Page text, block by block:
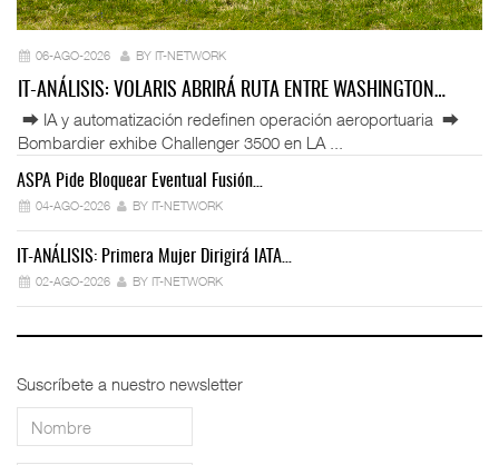
06-AGO-2026 BY IT-NETWORK
IT-ANÁLISIS: VOLARIS ABRIRÁ RUTA ENTRE WASHINGTON…
⮕ IA y automatización redefinen operación aeroportuaria ⮕
Bombardier exhibe Challenger 3500 en LA ...
ASPA Pide Bloquear Eventual Fusión…
04-AGO-2026 BY IT-NETWORK
IT-ANÁLISIS: Primera Mujer Dirigirá IATA…
02-AGO-2026 BY IT-NETWORK
Suscríbete a nuestro newsletter